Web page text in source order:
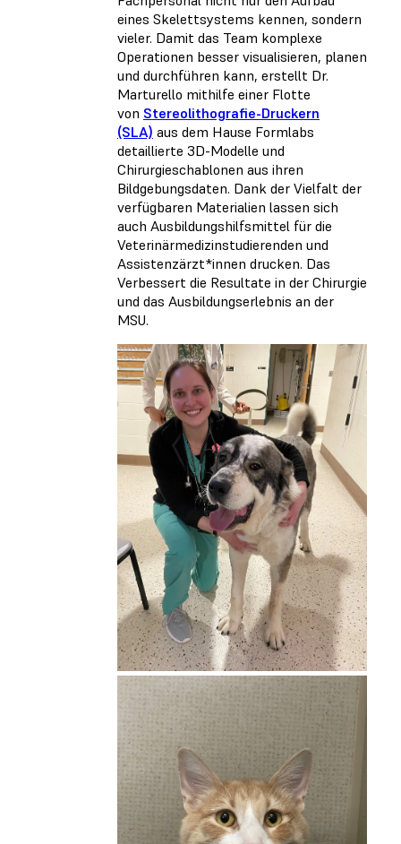
eines Skelettsystems kennen, sondern
vieler. Damit das Team komplexe
Operationen besser visualisieren, planen
und durchführen kann, erstellt Dr.
Marturello mithilfe einer Flotte
von Stereolithografie-Druckern
(SLA) aus dem Hause Formlabs
detaillierte 3D-Modelle und
Chirurgieschablonen aus ihren
Bildgebungsdaten. Dank der Vielfalt der
verfügbaren Materialien lassen sich
auch Ausbildungshilfsmittel für die
Veterinärmedizinstudierenden und
Assistenzärzt*innen drucken. Das
Verbessert die Resultate in der Chirurgie
und das Ausbildungserlebnis an der
MSU.